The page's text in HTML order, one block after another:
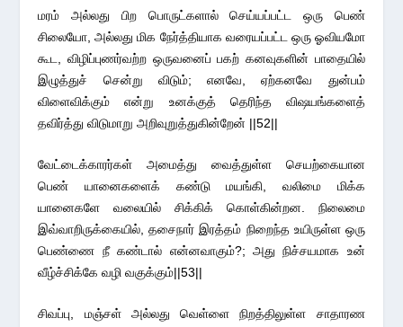
மரம் அல்லது பிற பொருட்களால் செய்யப்பட்ட ஒரு பெண்
சிலையோ, அல்லது மிக நேர்த்தியாக வரையப்பட்ட ஒரு ஓவியமோ
கூட, விழிப்புணர்வற்ற ஒருவனைப் பகற் கனவுகளின் பாதையில்
இழுத்துச் சென்று விடும்; எனவே, ஏற்கனவே துன்பம்
விளைவிக்கும் என்று உனக்குத் தெரிந்த விஷயங்களைத்
தவிர்த்து விடுமாறு அறிவுறுத்துகின்றேன் ||52||
வேட்டைக்காரர்கள் அமைத்து வைத்துள்ள செயற்கையான
பெண் யானைகளைக் கண்டு மயங்கி, வலிமை மிக்க
யானைகளே வலையில் சிக்கிக் கொள்கின்றன. நிலைமை
இவ்வாறிருக்கையில், தசைநார் இரத்தம் நிறைந்த உயிருள்ள ஒரு
பெண்ணை நீ கண்டால் என்னவாகும்?; அது நிச்சயமாக உன்
வீழ்ச்சிக்கே வழி வகுக்கும்||53||
சிவப்பு, மஞ்சள் அல்லது வெள்ளை நிறத்திலுள்ள சாதாரண